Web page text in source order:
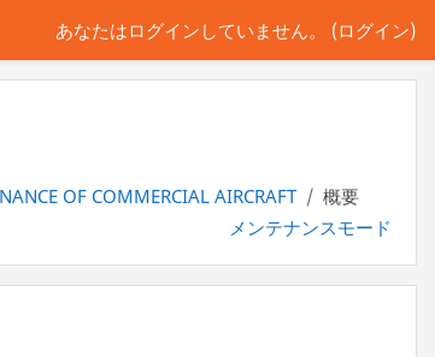
あなたはログインしていません。 (ログイン)
OF COMMERCIAL AIRCRAFT
概要
メンテナンスモード